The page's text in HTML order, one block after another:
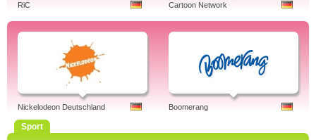
RiC Cartoon Network
Nickelodeon Deutschland Boomerang
Sport